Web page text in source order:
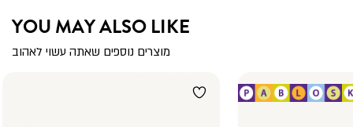
YOU MAY ALSO LIKE
מוצרים נוספים שאתה עשוי לאהוב